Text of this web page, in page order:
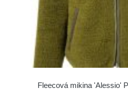
Fleecová mikina 'Alessio'